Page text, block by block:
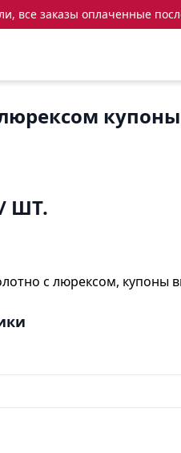
все заказы оплаченные
купоны
ШТ.
с люрексом, купоны